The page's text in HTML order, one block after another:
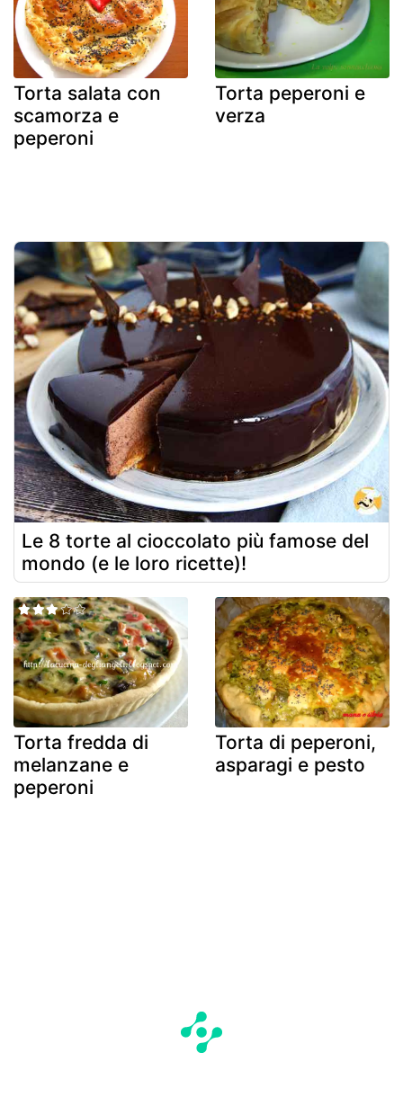
Torta salata con
scamorza e
peperoni
Torta peperoni e
verza
Le 8 torte al cioccolato più famose del
mondo (e le loro ricette)!
Torta fredda di
melanzane e
peperoni
Torta di peperoni,
asparagi e pesto